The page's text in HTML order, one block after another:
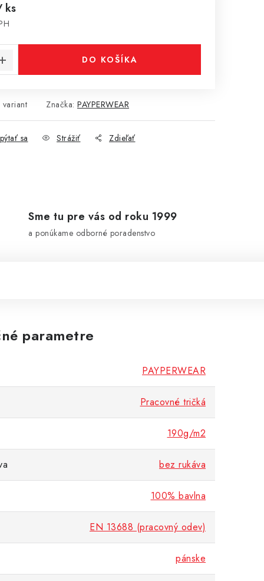
ks
DO KOŠÍKA
variant Značka: PAYPERWEAR
sa Strážiť Zdieľať
Sme tu pre vás od roku 1999
a ponúkame odborné poradenstvo
parametre
PAYPERWEAR
Pracovné tričká
190g/m2
bez rukáva
100% bavlna
EN 13688 (pracovný odev)
pánske